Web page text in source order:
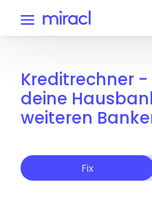
Kreditrechner
deine
weiteren
Fix